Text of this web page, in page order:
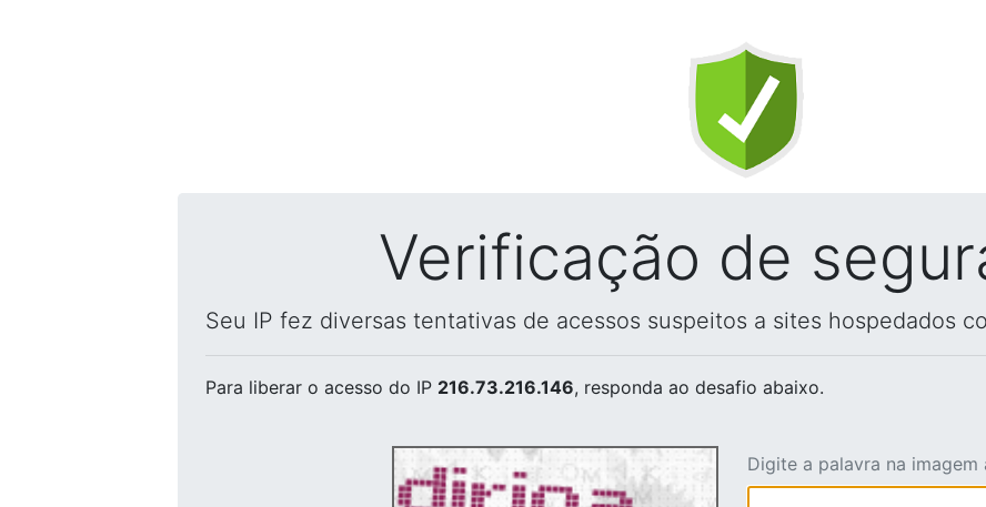
Verificação de
Seu IP fez diversas tentativas de acessos suspeitos a sites hospedados
Para liberar o acesso do IP 216.73.216.146, responda ao desafio abaixo.
Digite a palavra na